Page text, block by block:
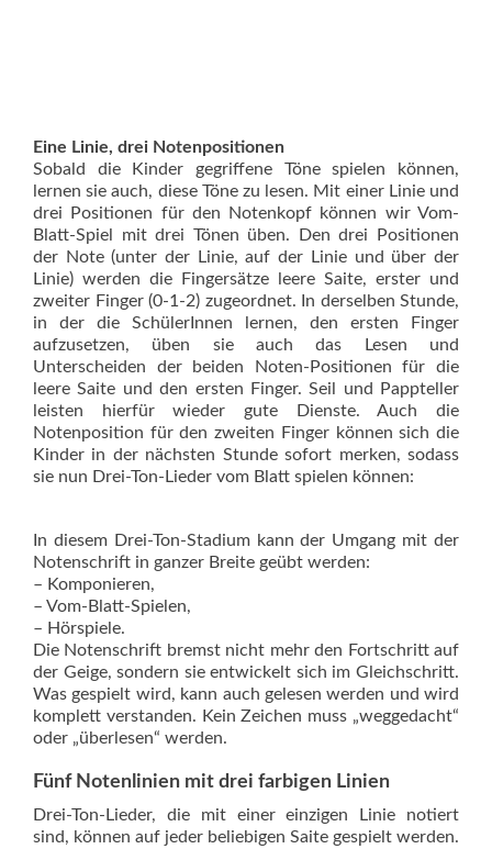
Eine Linie, drei Notenpositionen
Sobald die Kinder gegriffene Töne spielen können,
lernen sie auch, diese Töne zu lesen. Mit einer Linie und
drei Positionen für den Notenkopf können wir Vom-
Blatt-Spiel mit drei Tönen üben. Den drei Positionen
der Note (unter der Linie, auf der Linie und über der
Linie) werden die Fingersätze leere Saite, erster und
zweiter Finger (0-1-2) zugeordnet. In derselben Stunde,
in der die SchülerInnen lernen, den ersten Finger
aufzusetzen, üben sie auch das Lesen und
Unterscheiden der beiden Noten-Positionen für die
leere Saite und den ersten Finger. Seil und Pappteller
leisten hierfür wieder gute Dienste. Auch die
Notenposition für den zweiten Finger können sich die
Kinder in der nächsten Stunde sofort merken, sodass
sie nun Drei-Ton-Lieder vom Blatt spielen können:
In diesem Drei-Ton-Stadium kann der Umgang mit der
Notenschrift in ganzer Breite geübt werden:
– Komponieren,
– Vom-Blatt-Spielen,
– Hörspiele.
Die Notenschrift bremst nicht mehr den Fortschritt auf
der Geige, sondern sie entwickelt sich im Gleichschritt.
Was gespielt wird, kann auch gelesen werden und wird
komplett verstanden. Kein Zeichen muss „weggedacht“
oder „überlesen“ werden.
Fünf Notenlinien mit drei farbigen Linien
Drei-Ton-Lieder, die mit einer einzigen Linie notiert
sind, können auf jeder beliebigen Saite gespielt werden.